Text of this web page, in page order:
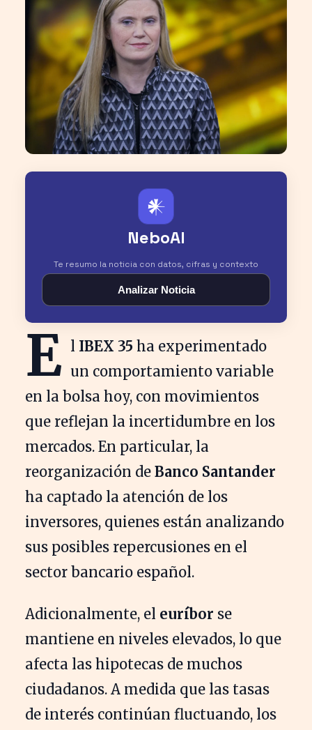
𒀭
NeboAI
Te resumo la noticia con datos, cifras y contexto
Analizar Noticia
E l IBEX 35 ha experimentado
un comportamiento variable
en la bolsa hoy, con movimientos
que reflejan la incertidumbre en los
mercados. En particular, la
reorganización de Banco Santander
ha captado la atención de los
inversores, quienes están analizando
sus posibles repercusiones en el
sector bancario español.
Adicionalmente, el euríbor se
mantiene en niveles elevados, lo que
afecta las hipotecas de muchos
ciudadanos. A medida que las tasas
de interés continúan fluctuando, los